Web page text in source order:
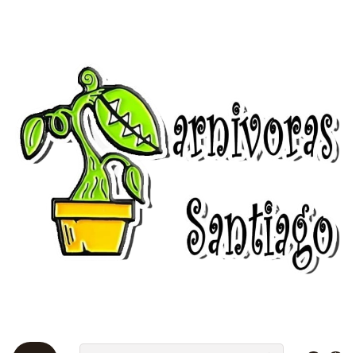
Nordicas
Estas plantas crecen en zonas frías y deben aguantar
condiciones más duras. Las semillas se producen
normalmente en Otoño y cuando la planta "muere"
(sólo superficialmente, es el llamado proceso de
hibernación) quedan en el sustrato esperando el
final de la estación invernal. Es por ello que este tipo
de semillas deben estratificarse.
Drosera - Binata